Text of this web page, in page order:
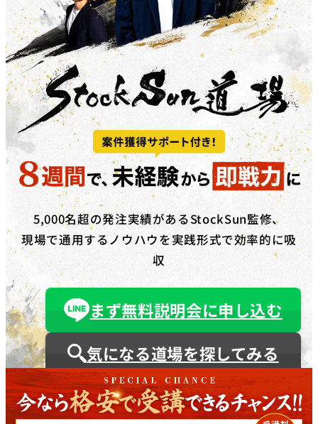
5,000名超の発注実績があるStockSun監修、
現場で通用するノウハウを実践形式で効率的に吸
収
まず無料説明会に申し込む
気になる道場を探してみる